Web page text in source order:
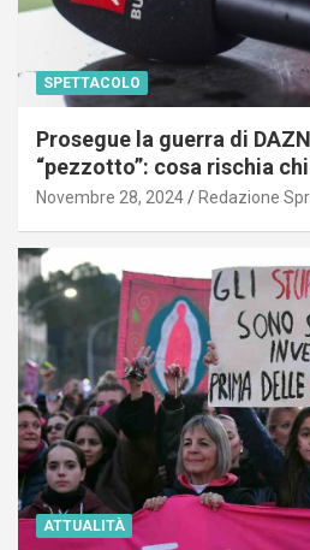
SPETTACOLO
Prosegue la guerra di
“pezzotto”: cosa rischia
Novembre 28, 2024 Redazione
ATTUALITÀ